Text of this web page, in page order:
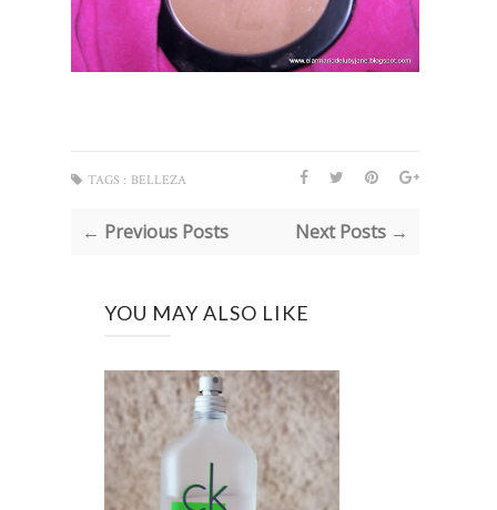
TAGS : BELLEZA
← Previous Posts Next Posts →
YOU MAY ALSO LIKE